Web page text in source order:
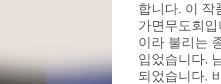
합니다. 이 작
가면무도회
이라 불리는
입었습니다.
되었습니다.